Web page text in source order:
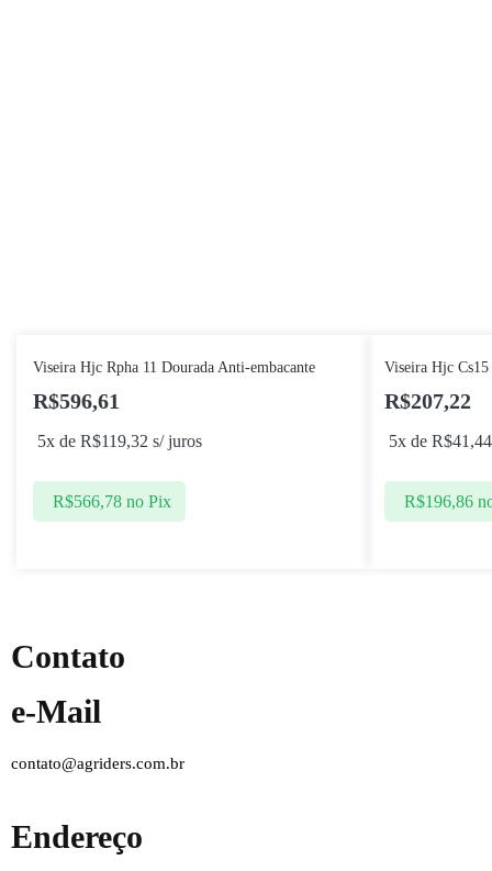
Viseira Hjc Rpha 11 Dourada Anti-embacante
R$596,61
5x de R$119,32 s/ juros
R$566,78 no Pix
Viseira Hjc
R$207,22
5x de R$41,44
R$196,86
Contato
e-Mail
contato@agriders.com.br
Endereço